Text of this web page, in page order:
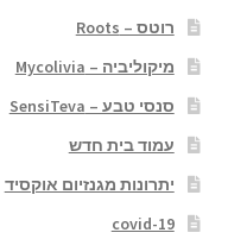
רוטס – Roots
מיקוליביה – Mycolivia
סנסי טבע – SensiTeva
עמוד בית חדש
יתרונות מגנזיום אוקסיד
covid-19